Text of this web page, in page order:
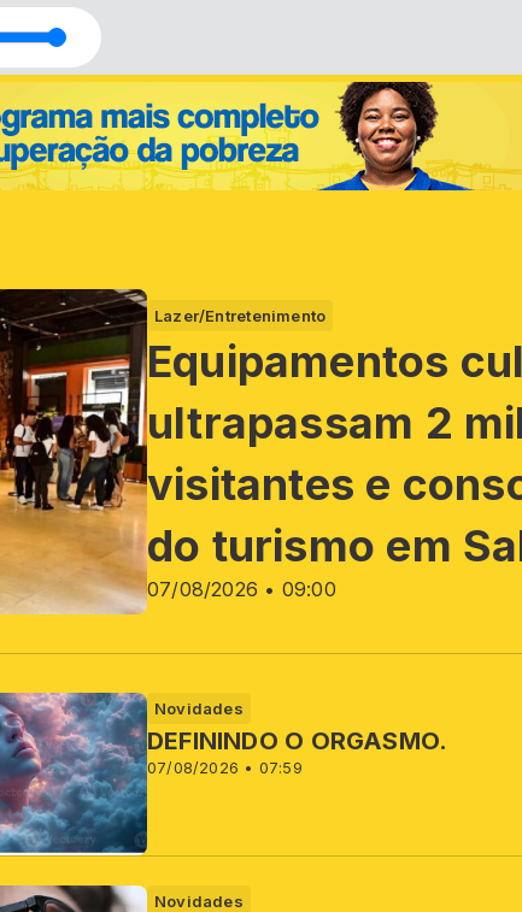
Lazer/Entretenimento
07/08/2026 • 09:00
Equipamentos
ultrapassam 2
visitantes e
do turismo em
Novidades
07/08/2026 • 07:59
DEFININDO O ORGASMO.
Novidades